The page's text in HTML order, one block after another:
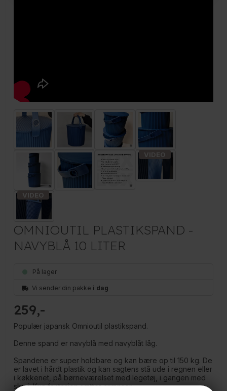
OMNIOUTIL PLASTIKSPAND -
NAVYBLÅ 10 LITER
På lager
Vi sender din pakke i dag
259
Populær japansk Omnioutil plastikspand.
Denne spand er navyblå med navyblåt låg.
Spandene er super holdbare og kan bære op til 150 kg. De
er lavet i hårdt plastik og kan sagtens stå ude i regnen eller
i køkkenet, på børneværelset med legetøj, i gangen med
sko i. Kun fantasien sætter grænser.